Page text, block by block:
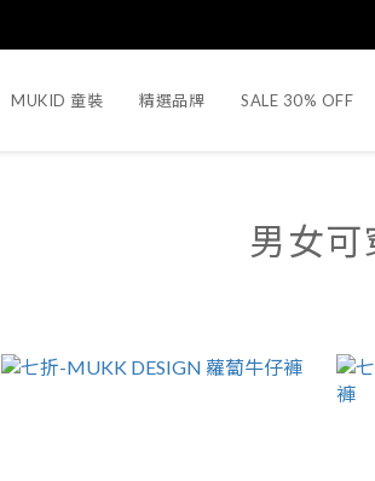
MUKID 童裝 精選品牌 SALE 30% OFF
男女可